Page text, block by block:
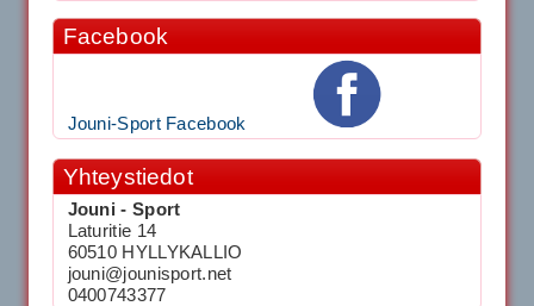
Facebook
Jouni-Sport Facebook
Yhteystiedot
Jouni - Sport
Laturitie 14
60510 HYLLYKALLIO
jouni@jounisport.net
0400743377